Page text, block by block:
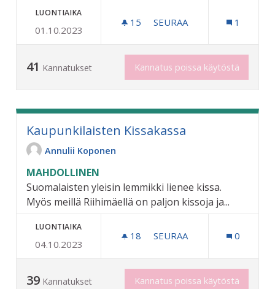
LUONTIAIKA
01.10.2023
15 15 SEURAAJAA
SEURAA 1
41 Kannatukset Kannatus poissa käytöstä
Kaupunkilaisten Kissakassa
Annulii Koponen
MAHDOLLINEN
Suomalaisten yleisin lemmikki lienee kissa.
Myös meillä Riihimäellä on paljon kissoja ja...
LUONTIAIKA
04.10.2023
18 18 SEURAAJAA
SEURAA 0
39 Kannatukset Kannatus poissa käytöstä